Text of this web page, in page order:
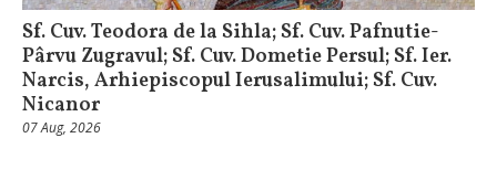
Sf. Cuv. Teodora de la Sihla; Sf. Cuv. Pafnutie-
Pârvu Zugravul; Sf. Cuv. Dometie Persul; Sf. Ier.
Narcis, Arhiepiscopul Ierusalimului; Sf. Cuv.
Nicanor
07 Aug, 2026